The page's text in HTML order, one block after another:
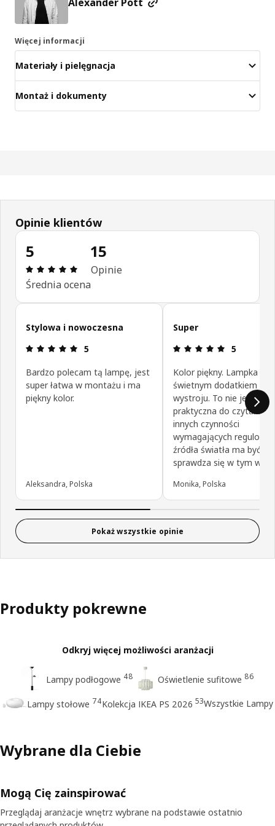
Więcej informacji
Materiały i pielęgnacja
Montaż i dokumenty
Opinie klientów
5
Opinia: 5 na 5 gwiazdki. Recenzje ogółem: 15
Średnia ocena
15
Opinie
Pomiń opinie klientów
Stylowa i nowoczesna
Opinia: 5 na 5 gwiazdki.
5
Bardzo polecam tą lampę, jest
super łatwa w montażu i ma
piękny kolor.
Aleksandra, Polska
Super
Opinia: 5
5
Kolor piękny. Lampka jest
świetnym dodatkiem do
wystroju. To nie jest
praktyczna do czytania
innych czynności
wymagających
źródła światła ma być
sprawdza się w tym
Monika, Polska
Pokaż wszystkie opinie
Produkty pokrewne
Odkryj więcej możliwości aranżacji
Lampy podłogowe 48 Oświetlenie sufitowe 86
Lampy stołowe 74Kolekcja IKEA PS 2026 53Wszystkie Lampy
Wybrane dla Ciebie
Mogą Cię zainspirować
Przeglądaj aranżacje wnętrz wybrane na podstawie ostatnio